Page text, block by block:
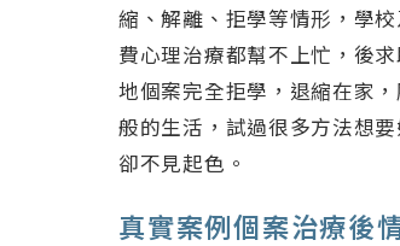
縮、解離、拒學等情形，學
費心理治療都幫不上忙，後
地個案完全拒學，退縮在家
般的生活，試過很多方法想
卻不見起色。
真實案例個案治療後